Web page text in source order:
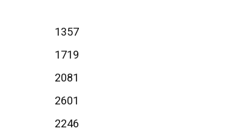
1357
1719
2081
2601
2246